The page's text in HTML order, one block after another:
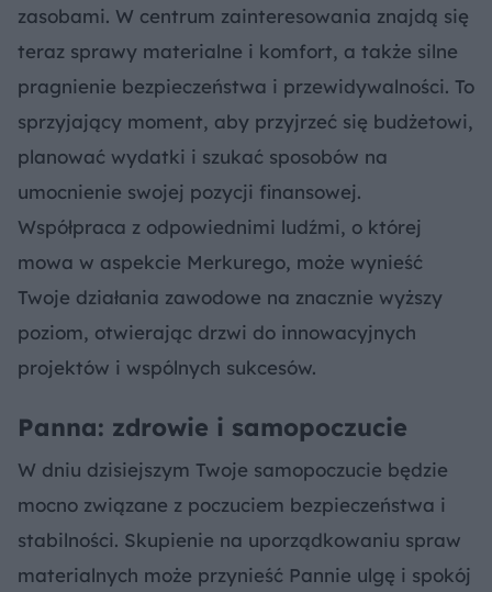
zasobami. W centrum zainteresowania znajdą się
teraz sprawy materialne i komfort, a także silne
pragnienie bezpieczeństwa i przewidywalności. To
sprzyjający moment, aby przyjrzeć się budżetowi,
planować wydatki i szukać sposobów na
umocnienie swojej pozycji finansowej.
Współpraca z odpowiednimi ludźmi, o której
mowa w aspekcie Merkurego, może wynieść
Twoje działania zawodowe na znacznie wyższy
poziom, otwierając drzwi do innowacyjnych
projektów i wspólnych sukcesów.
Panna: zdrowie i samopoczucie
W dniu dzisiejszym Twoje samopoczucie będzie
mocno związane z poczuciem bezpieczeństwa i
stabilności. Skupienie na uporządkowaniu spraw
materialnych może przynieść Pannie ulgę i spokój